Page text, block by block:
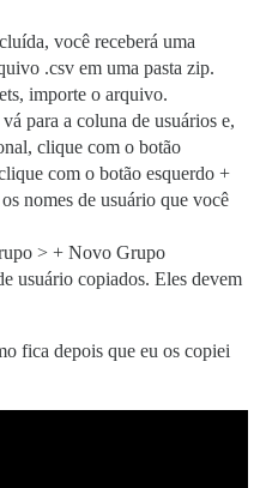
você receberá uma
.csv em uma pasta zip.
importe o arquivo.
para a coluna de usuários e,
clique com o botão
com o botão esquerdo +
nomes de usuário que você
> + Novo Grupo
usuário copiados. Eles devem
fica depois que eu os copiei